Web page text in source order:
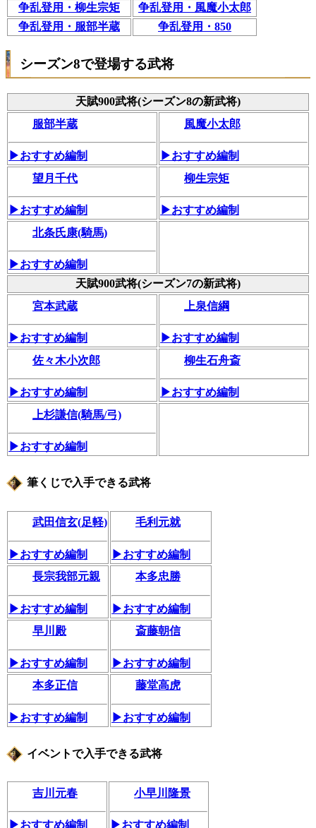
争乱登用・柳生宗矩
争乱登用・風魔小太郎
争乱登用・服部半蔵
争乱登用・850
シーズン8で登場する武将
天賦900武将(シーズン8の新武将)
服部半蔵
▶おすすめ編制
風魔小太郎
▶おすすめ編制
望月千代
▶おすすめ編制
柳生宗矩
▶おすすめ編制
北条氏康(騎馬)
▶おすすめ編制
天賦900武将(シーズン7の新武将)
宮本武蔵
▶おすすめ編制
上泉信綱
▶おすすめ編制
佐々木小次郎
▶おすすめ編制
柳生石舟斎
▶おすすめ編制
上杉謙信(騎馬/弓)
▶おすすめ編制
筆くじで入手できる武将
武田信玄(足軽)
▶おすすめ編制
毛利元就
▶おすすめ編制
長宗我部元親
▶おすすめ編制
本多忠勝
▶おすすめ編制
早川殿
▶おすすめ編制
斎藤朝信
▶おすすめ編制
本多正信
▶おすすめ編制
藤堂高虎
▶おすすめ編制
イベントで入手できる武将
吉川元春
▶おすすめ編制
小早川隆景
▶おすすめ編制